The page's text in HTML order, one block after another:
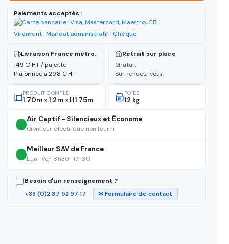
Paiements acceptés :
Virement · Mandat administratif · Chèque
Livraison France métro.
149 € HT / palette
Plafonnée à 298 € HT
Retrait sur place
Gratuit
Sur rendez-vous
PRODUIT GONFLÉ
1.70m × 1.2m × H1.75m
POIDS
12 kg
Air Captif - Silencieux et Économe
Gonfleur électrique non fourni
Meilleur SAV de France
Lun–Ven 8h30–17h30
Besoin d'un renseignement ?
+33 (0)2 37 52 97 17 · ✉ Formulaire de contact